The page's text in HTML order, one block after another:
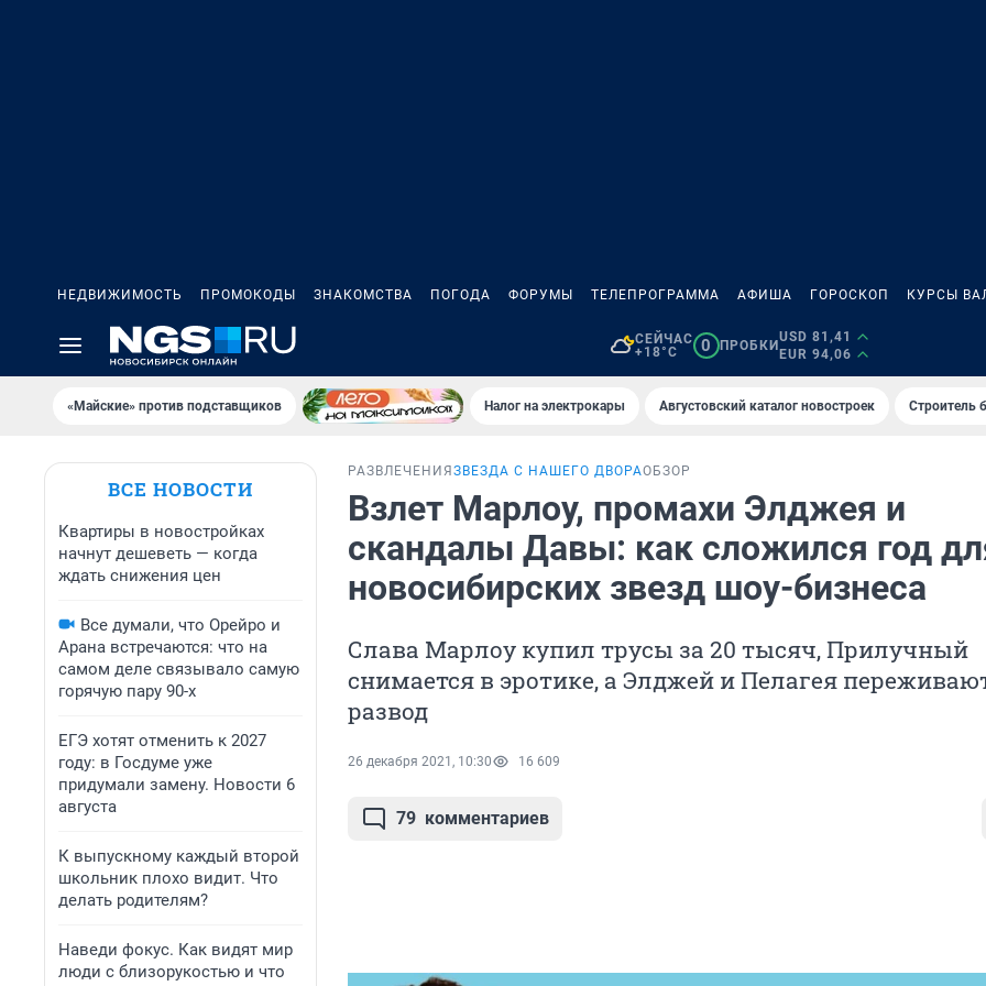
НЕДВИЖИМОСТЬ ПРОМОКОДЫ ЗНАКОМСТВА ПОГОДА ФОРУМЫ ТЕЛЕПРОГРАММА АФИША ГОРОСКОП КУРСЫ
СЕЙЧАС
+18°C
0 ПРОБКИ
USD 81,41
EUR 94,06
«Майские» против подставщиков Налог на электрокары Августовский каталог новостроек Строитель
ВСЕ НОВОСТИ
Квартиры в новостройках
начнут дешеветь — когда
ждать снижения цен
Все думали, что Орейро и
Арана встречаются: что на
самом деле связывало самую
горячую пару 90-х
ЕГЭ хотят отменить к 2027
году: в Госдуме уже
придумали замену. Новости 6
августа
К выпускному каждый второй
школьник плохо видит. Что
делать родителям?
Наведи фокус. Как видят мир
люди с близорукостью и что
РАЗВЛЕЧЕНИЯ ЗВЕЗДА С НАШЕГО ДВОРАОБЗОР
Взлет Марлоу, промахи Элджея и
скандалы Давы: как сложился год
новосибирских звезд шоу-бизнеса
Слава Марлоу купил трусы за 20 тысяч, Прилучный
снимается в эротике, а Элджей и Пелагея
развод
26 декабря 2021, 10:30 16 609
79 комментариев